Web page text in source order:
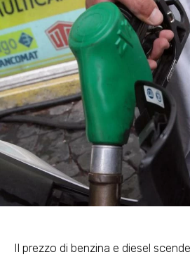
Il prezzo di benzina e diesel